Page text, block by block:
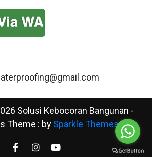
Solusi Kebocoran Bangunan -
Theme : by Sparkle Themes